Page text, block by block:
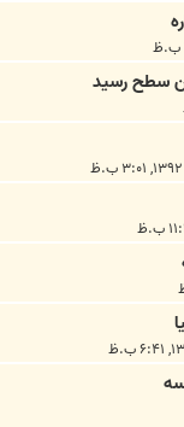
سطح رسید